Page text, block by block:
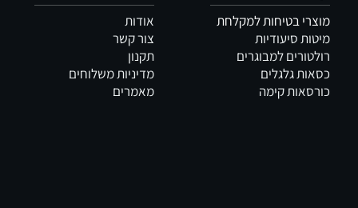
מוצרי בטיחות למקלחת
מיטות סיעודיות
רולטורים למבוגרים
כסאות גלגלים
כורסאות קימה
אודות
צור קשר
תקנון
מדיניות משלוחים
מאמרים